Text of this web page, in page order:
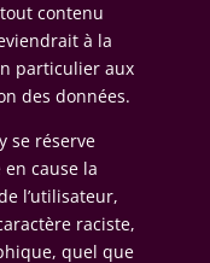
contenu
à la
particulier aux
des données.
se réserve
cause la
l’utilisateur,
raciste,
quel que